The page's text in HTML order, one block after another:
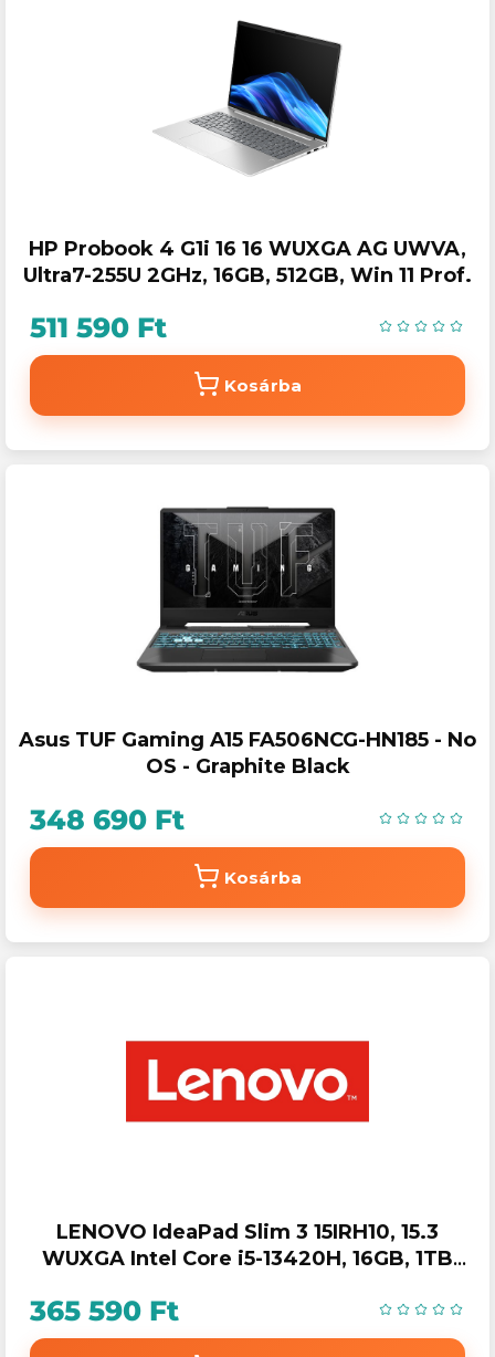
HP Probook 4 G1i 16 16 WUXGA AG UWVA,
Ultra7-255U 2GHz, 16GB, 512GB, Win 11 Prof.
511 590 Ft
Kosárba
Asus TUF Gaming A15 FA506NCG-HN185 - No
OS - Graphite Black
348 690 Ft
Kosárba
LENOVO IdeaPad Slim 3 15IRH10, 15.3
WUXGA Intel Core i5-13420H, 16GB, 1TB
365 590 Ft